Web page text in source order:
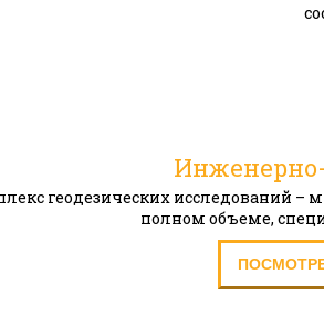
геодезических исследований –
полном объеме,